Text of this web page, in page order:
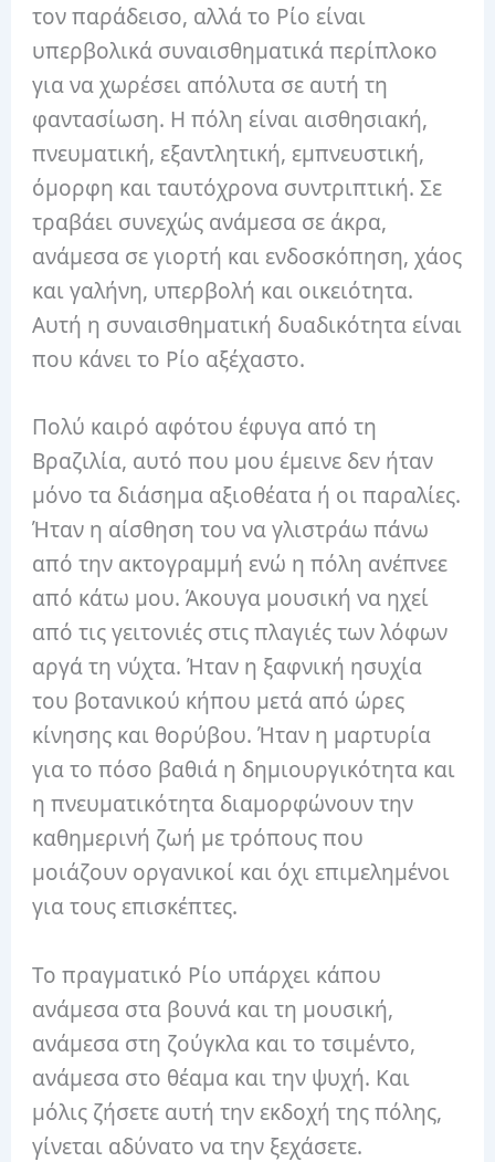
τον παράδεισο, αλλά το Ρίο είναι
υπερβολικά συναισθηματικά περίπλοκο
για να χωρέσει απόλυτα σε αυτή τη
φαντασίωση. Η πόλη είναι αισθησιακή,
πνευματική, εξαντλητική, εμπνευστική,
όμορφη και ταυτόχρονα συντριπτική. Σε
τραβάει συνεχώς ανάμεσα σε άκρα,
ανάμεσα σε γιορτή και ενδοσκόπηση, χάος
και γαλήνη, υπερβολή και οικειότητα.
Αυτή η συναισθηματική δυαδικότητα είναι
που κάνει το Ρίο αξέχαστο.
Πολύ καιρό αφότου έφυγα από τη
Βραζιλία, αυτό που μου έμεινε δεν ήταν
μόνο τα διάσημα αξιοθέατα ή οι παραλίες.
Ήταν η αίσθηση του να γλιστράω πάνω
από την ακτογραμμή ενώ η πόλη ανέπνεε
από κάτω μου. Άκουγα μουσική να ηχεί
από τις γειτονιές στις πλαγιές των λόφων
αργά τη νύχτα. Ήταν η ξαφνική ησυχία
του βοτανικού κήπου μετά από ώρες
κίνησης και θορύβου. Ήταν η μαρτυρία
για το πόσο βαθιά η δημιουργικότητα και
η πνευματικότητα διαμορφώνουν την
καθημερινή ζωή με τρόπους που
μοιάζουν οργανικοί και όχι επιμελημένοι
για τους επισκέπτες.
Το πραγματικό Ρίο υπάρχει κάπου
ανάμεσα στα βουνά και τη μουσική,
ανάμεσα στη ζούγκλα και το τσιμέντο,
ανάμεσα στο θέαμα και την ψυχή. Και
μόλις ζήσετε αυτή την εκδοχή της πόλης,
γίνεται αδύνατο να την ξεχάσετε.